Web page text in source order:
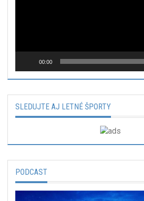
00:00
SLEDUJTE AJ LETNÉ ŠPORTY
PODCAST